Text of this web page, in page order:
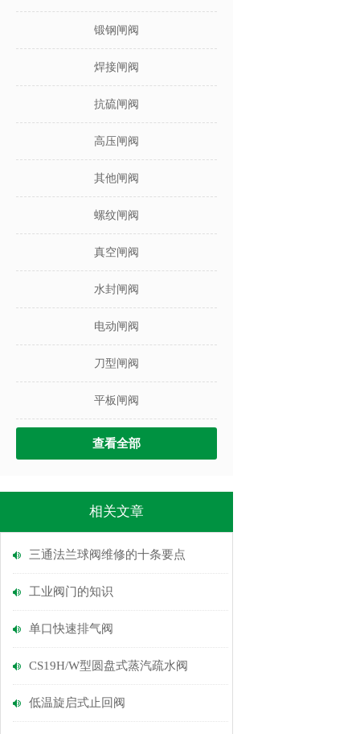
锻钢闸阀
焊接闸阀
抗硫闸阀
高压闸阀
其他闸阀
螺纹闸阀
真空闸阀
水封闸阀
电动闸阀
刀型闸阀
平板闸阀
查看全部
相关文章
三通法兰球阀维修的十条要点
工业阀门的知识
单口快速排气阀
CS19H/W型圆盘式蒸汽疏水阀
低温旋启式止回阀